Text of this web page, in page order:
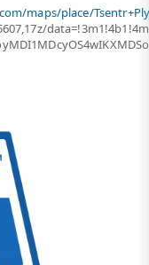
maps/place/